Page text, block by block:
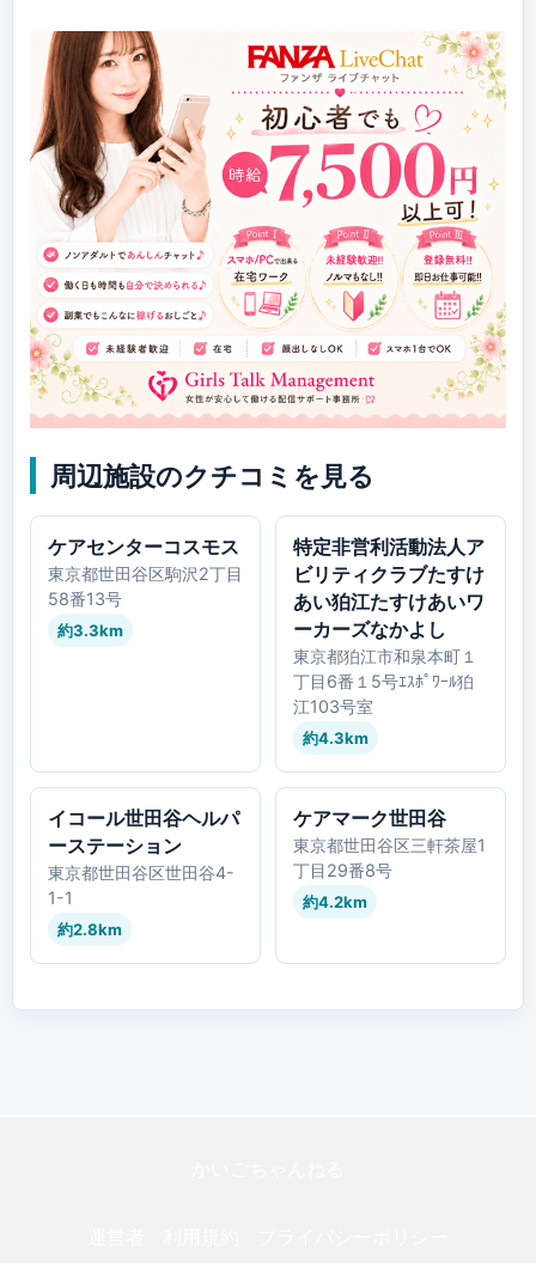
周辺施設のクチコミを見る
ケアセンターコスモス
東京都世田谷区駒沢2丁目
58番13号
約3.3km
特定非営利活動法人ア
ビリティクラブたすけ
あい狛江たすけあいワ
ーカーズなかよし
東京都狛江市和泉本町１
丁目6番１5号ｴｽﾎﾟﾜｰﾙ狛
江103号室
約4.3km
イコール世田谷ヘルパ
ーステーション
東京都世田谷区世田谷4-
1-1
約2.8km
ケアマーク世田谷
東京都世田谷区三軒茶屋1
丁目29番8号
約4.2km